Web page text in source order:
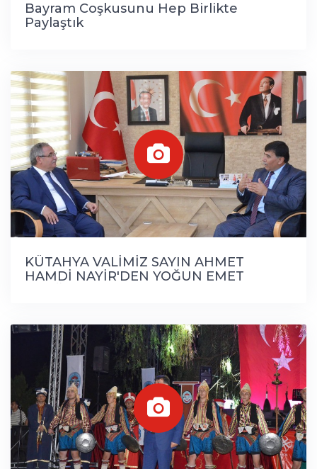
Bayram Coşkusunu Hep Birlikte
Paylaştık
KÜTAHYA VALİMİZ SAYIN AHMET
HAMDİ NAYİR'DEN YOĞUN EMET